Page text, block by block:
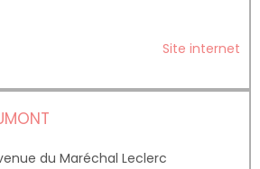
Site internet
du Maréchal Leclerc